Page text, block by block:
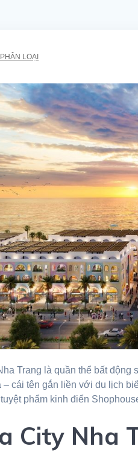
LOẠI
Trang là quần thể bất
– cái tên gắn liền với du lịch
phẩm kinh điển
City Nha